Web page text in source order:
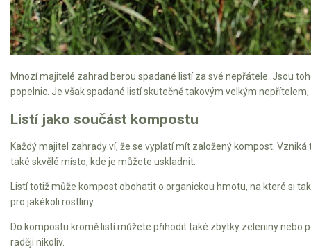
Vyvětvovací pily
AKU zahradní technika
Aku křovinořezy a vyžínače
Aku pily
Aku sekačky
Aku STIHL
Aku AL-KO
Štípačka na dřevo
VARI
Mnozí majitelé zahrad berou spadané listí za své nepřátele. Jsou
popelnic. Je však spadané listí skutečně takovým velkým
Listí jako součást kompostu
Každý majitel zahrady ví, že se vyplatí mít založený kompost.
také skvělé místo, kde je můžete uskladnit.
Listí totiž může kompost obohatit o organickou hmotu, na které si
pro jakékoli rostliny.
Do kompostu kromě listí můžete přihodit také zbytky zeleniny nebo
raději nikoliv.